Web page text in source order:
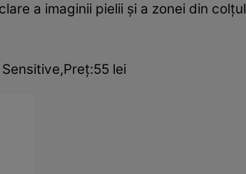
a imaginii pielii şi a zonei din colţul
lei